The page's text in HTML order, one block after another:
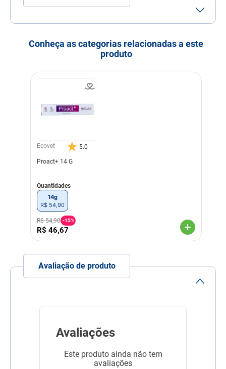
Conheça as categorias relacionadas a este
produto
Ecovet 5.0
Proact+ 14 G
Quantidades
14g
R$ 54 90
R$ 54,90 -15%
R$ 46,67
Avaliação de produto
Avaliações
Este produto ainda não tem
avaliações